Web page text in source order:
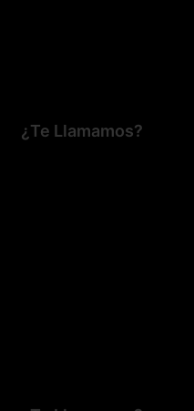
¿Te Llamamos?